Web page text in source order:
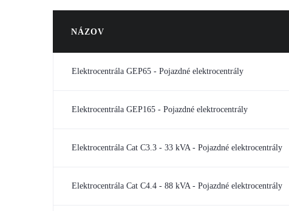
NÁZOV
Elektrocentrála GEP65 - Pojazdné elektrocentrály
Elektrocentrála GEP165 - Pojazdné elektrocentrály
Elektrocentrála Cat C3.3 - 33 kVA - Pojazdné elektrocentrály
Elektrocentrála Cat C4.4 - 88 kVA - Pojazdné elektrocentrály